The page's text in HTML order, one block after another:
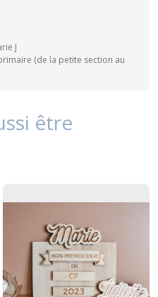
J
(de la petite section au
être